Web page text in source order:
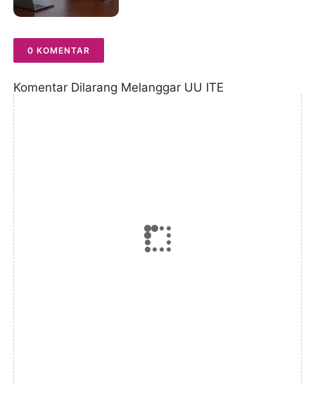
0 KOMENTAR
Komentar Dilarang Melanggar UU ITE